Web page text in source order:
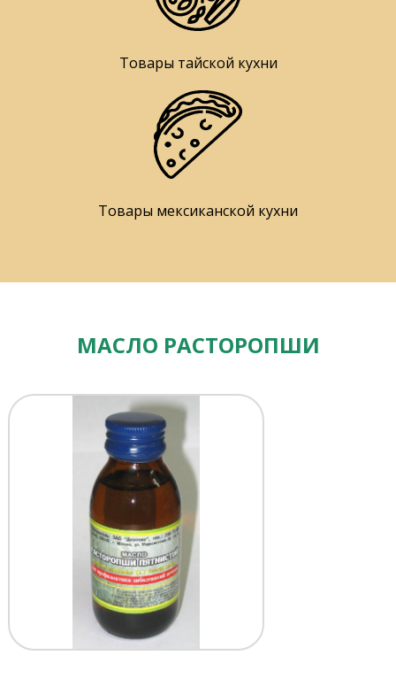
Товары тайской кухни
Товары мексиканской кухни
МАСЛО РАСТОРОПШИ